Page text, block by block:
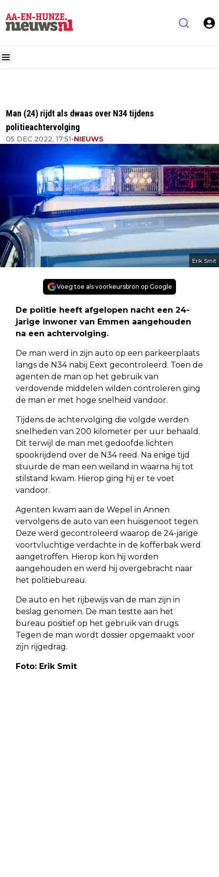
Man (24) rijdt als dwaas over N34 tijdens
politieachtervolging
05 DEC 2022, 17:51•NIEUWS
Erik Smit
Voeg toe als voorkeursbron op Google
De politie heeft afgelopen nacht een 24-
jarige inwoner van Emmen aangehouden
na een achtervolging.
De man werd in zijn auto op een parkeerplaats
langs de N34 nabij Eext gecontroleerd. Toen de
agenten de man op het gebruik van
verdovende middelen wilden controleren ging
de man er met hoge snelheid vandoor.
Tijdens de achtervolging die volgde werden
snelheden van 200 kilometer per uur behaald.
Dit terwijl de man met gedoofde lichten
spookrijdend over de N34 reed. Na enige tijd
stuurde de man een weiland in waarna hij tot
stilstand kwam. Hierop ging hij er te voet
vandoor.
Agenten kwam aan de Wepel in Annen
vervolgens de auto van een huisgenoot tegen.
Deze werd gecontroleerd waarop de 24-jarige
voortvluchtige verdachte in de kofferbak werd
aangetroffen. Hierop kon hij worden
aangehouden en werd hij overgebracht naar
het politiebureau.
De auto en het rijbewijs van de man zijn in
beslag genomen. De man testte aan het
bureau positief op het gebruik van drugs.
Tegen de man wordt dossier opgemaakt voor
zijn rijgedrag.
Foto: Erik Smit